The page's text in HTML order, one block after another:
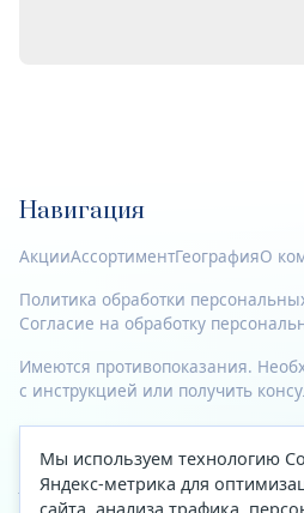
Навигация
АкцииАссортиментГеографияО
Политика обработки
Согласие на обработку
Имеются противопоказания.
с инструкцией или получить
© 2023—2026 Все права
Адрес
Мы используем технологию
Яндекс-метрика для